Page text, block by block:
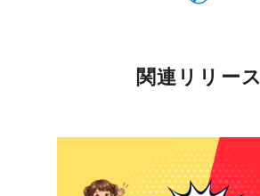
関連リリース